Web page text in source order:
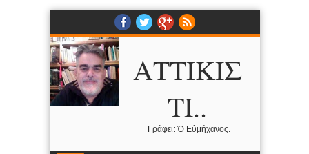
ΑΤΤΙΚΙΣ
ΤΙ..
Γράφει: Ὁ Εὐμήχανος.